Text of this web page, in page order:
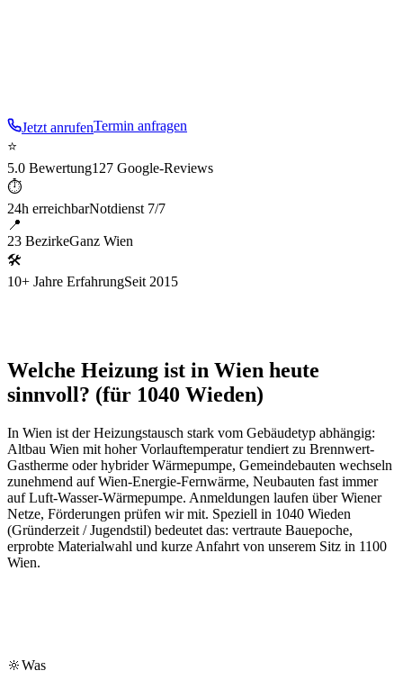
Jetzt anrufenTermin anfragen
⭐
5.0 Bewertung127 Google-Reviews
⏱
24h erreichbarNotdienst 7/7
📍
23 BezirkeGanz Wien
🛠
10+ Jahre ErfahrungSeit 2015
Welche Heizung ist in Wien heute
sinnvoll? (für 1040 Wieden)
In Wien ist der Heizungstausch stark vom Gebäudetyp abhängig:
Altbau Wien mit hoher Vorlauftemperatur tendiert zu Brennwert-
Gastherme oder hybrider Wärmepumpe, Gemeindebauten wechseln
zunehmend auf Wien-Energie-Fernwärme, Neubauten fast immer
auf Luft-Wasser-Wärmepumpe. Anmeldungen laufen über Wiener
Netze, Förderungen prüfen wir mit. Speziell in 1040 Wieden
(Gründerzeit / Jugendstil) bedeutet das: vertraute Bauepoche,
erprobte Materialwahl und kurze Anfahrt von unserem Sitz in 1100
Wien.
🔆Was